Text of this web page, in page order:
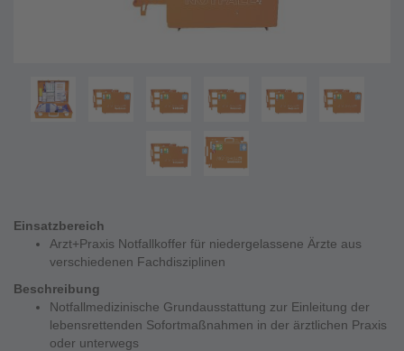
Einsatzbereich
Arzt+Praxis Notfallkoffer für niedergelassene Ärzte aus
verschiedenen Fachdisziplinen
Beschreibung
Notfallmedizinische Grundausstattung zur Einleitung der
lebensrettenden Sofortmaßnahmen in der ärztlichen Praxis
oder unterwegs